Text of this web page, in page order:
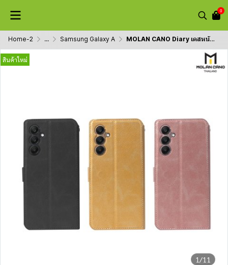
0
Home-2 ... Samsung Galaxy A MOLAN CANO Diary เคสหนังฝาพับ รุ่น A14,A24,A34,A54,A35,A13,A25,A15 ปกป้องรอบตัวเครี่องสำหรับ Samsung
1/11
สินค้าใหม่